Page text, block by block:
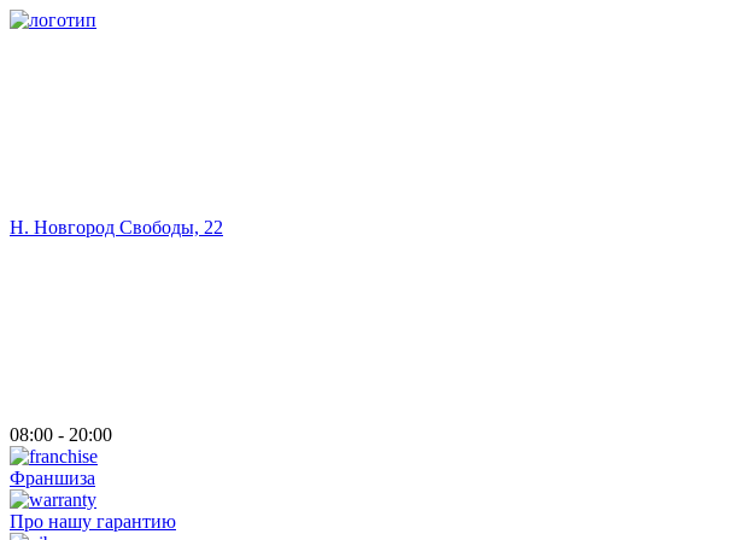
Н. Новгород Свободы, 22
08:00 - 20:00
Франшиза
Про нашу гарантию